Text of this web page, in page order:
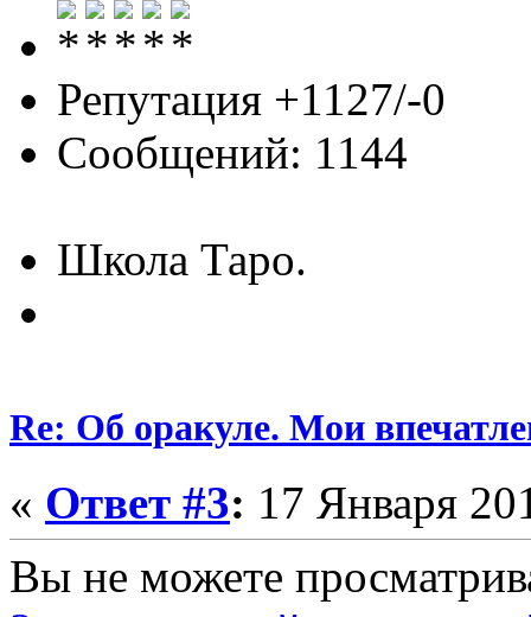
Репутация +1127/-0
Сообщений: 1144
Школа Таро.
Re: Об оракуле. Мои
« Ответ #3: 17 Января
Вы не можете